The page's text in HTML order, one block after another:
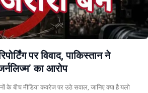
पर विवाद, पाकिस्तान ने
का आरोप
के बीच मीडिया कवरेज पर उठे सवाल, जानिए क्या है यलो